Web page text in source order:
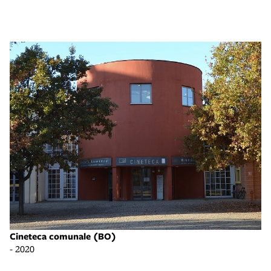
Cineteca comunale (BO)
- 2020